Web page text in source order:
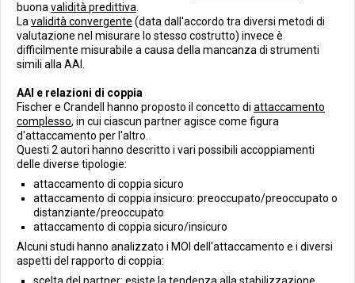
buona validità predittiva
La validità convergente (data dall'accordo tra diversi metodi di
valutazione nel misurare lo stesso costrutto) invece è
difficilmente misurabile a causa della mancanza di strumenti
simili alla AAI.
AAI e relazioni di coppia
Fischer e Crandell hanno proposto il concetto di attaccamento
complesso, in cui ciascun partner agisce come figura
d'attaccamento per l'altro.
Questi 2 autori hanno descritto i vari possibili accoppiamenti
delle diverse tipologie:
attaccamento di coppia sicuro
attaccamento di coppia insicuro: preoccupato/preoccupato o
distanziante/preoccupato
attaccamento di coppia sicuro/insicuro
Alcuni studi hanno analizzato i MOI dell'attaccamento e i diversi
aspetti del rapporto di coppia: